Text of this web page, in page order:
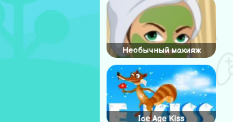
Необычный макияж
Ice Age Kiss